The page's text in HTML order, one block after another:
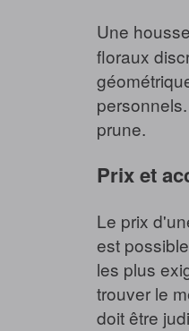
Une
floraux
prune.
Prix et
Le prix
est
les plus
trouver le
doit être